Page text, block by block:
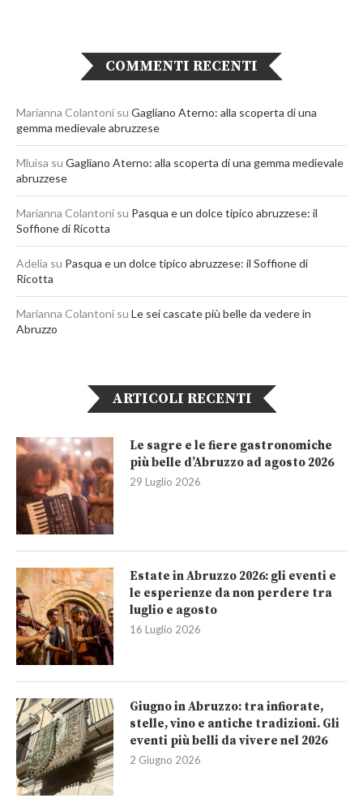
COMMENTI RECENTI
Marianna Colantoni su Gagliano Aterno: alla scoperta di una
gemma medievale abruzzese
Mluisa su Gagliano Aterno: alla scoperta di una gemma medievale
abruzzese
Marianna Colantoni su Pasqua e un dolce tipico abruzzese: il
Soffione di Ricotta
Adelia su Pasqua e un dolce tipico abruzzese: il Soffione di
Ricotta
Marianna Colantoni su Le sei cascate più belle da vedere in
Abruzzo
ARTICOLI RECENTI
Le sagre e le fiere gastronomiche
più belle d’Abruzzo ad agosto 2026
29 Luglio 2026
Estate in Abruzzo 2026: gli eventi e
le esperienze da non perdere tra
luglio e agosto
16 Luglio 2026
Giugno in Abruzzo: tra infiorate,
stelle, vino e antiche tradizioni. Gli
eventi più belli da vivere nel 2026
2 Giugno 2026